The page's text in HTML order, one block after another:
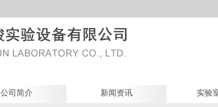
公司简介 新闻资讯 实验